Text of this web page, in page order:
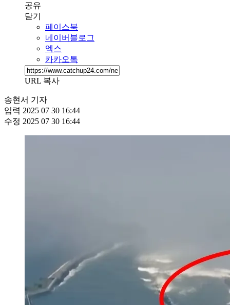
공유
닫기
페이스북
네이버블로그
엑스
카카오톡
URL 복사
송현서 기자
입력 2025 07 30 16:44
수정 2025 07 30 16:44